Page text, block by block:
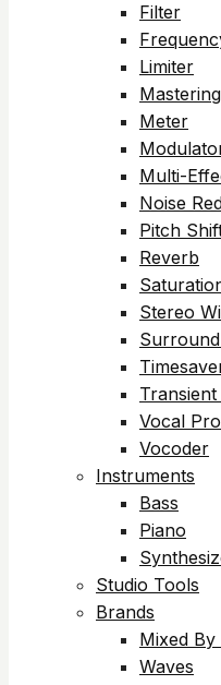
Filter
Limiter
Mastering
Meter
Multi-
Noise
Pitch
Reverb
Stereo
Vocal
Vocoder
Instruments
Bass
Piano
Studio Tools
Brands
Mixed
Waves